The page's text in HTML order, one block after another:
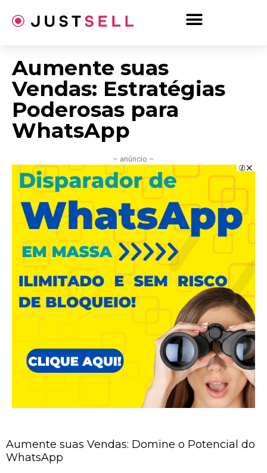
para
Aumente suas
Vendas: Estratégias
Poderosas para
WhatsApp
– anúncio –
Aumente suas Vendas: Domine o Potencial do
WhatsApp